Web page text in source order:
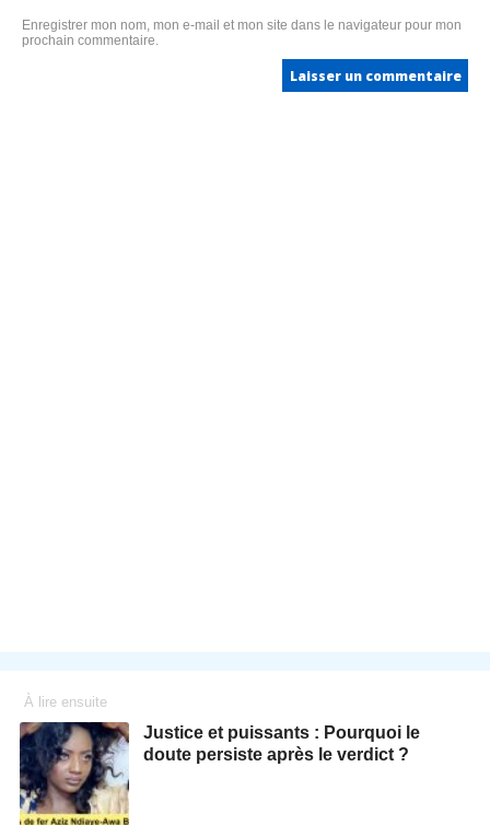
Enregistrer mon nom, mon e-mail et mon site dans le navigateur pour mon
prochain commentaire.
À lire ensuite
Justice et puissants : Pourquoi le
doute persiste après le verdict ?